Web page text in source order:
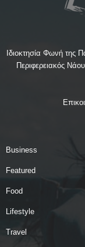
Ιδιοκτησία Φωνή
Περιφερειακός
Business
Featured
Food
Lifestyle
Travel